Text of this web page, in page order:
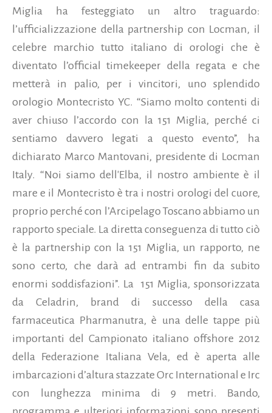
Miglia ha festeggiato un altro traguardo:
l’ufficializzazione della partnership con Locman, il
celebre marchio tutto italiano di orologi che è
diventato l’official timekeeper della regata e che
metterà in palio, per i vincitori, uno splendido
orologio Montecristo YC. “Siamo molto contenti di
aver chiuso l’accordo con la 151 Miglia, perché ci
sentiamo davvero legati a questo evento”, ha
dichiarato Marco Mantovani, presidente di Locman
Italy. “Noi siamo dell'Elba, il nostro ambiente è il
mare e il Montecristo è tra i nostri orologi del cuore,
proprio perché con l’Arcipelago Toscano abbiamo un
rapporto speciale. La diretta conseguenza di tutto ciò
è la partnership con la 151 Miglia, un rapporto, ne
sono certo, che darà ad entrambi fin da subito
enormi soddisfazioni”. La 151 Miglia, sponsorizzata
da Celadrin, brand di successo della casa
farmaceutica Pharmanutra, è una delle tappe più
importanti del Campionato italiano offshore 2012
della Federazione Italiana Vela, ed è aperta alle
imbarcazioni d’altura stazzate Orc International e Irc
con lunghezza minima di 9 metri. Bando,